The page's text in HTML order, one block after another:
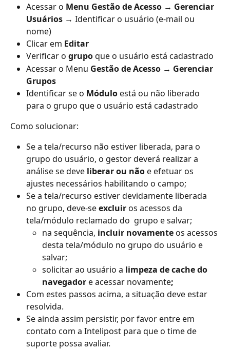
Acessar o Menu Gestão de Acesso → Gerenciar
Usuários → Identificar o usuário (e-mail ou
nome)
Clicar em Editar
Verificar o grupo que o usuário está cadastrado
Acessar o Menu Gestão de Acesso → Gerenciar
Grupos
Identificar se o Módulo está ou não liberado
para o grupo que o usuário está cadastrado
Como solucionar:
Se a tela/recurso não estiver liberada, para o
grupo do usuário, o gestor deverá realizar a
análise se deve liberar ou não e efetuar os
ajustes necessários habilitando o campo;
Se a tela/recurso estiver devidamente liberada
no grupo, deve-se excluir os acessos da
tela/módulo reclamado do  grupo e salvar;
na sequência, incluir novamente os acessos
desta tela/módulo no grupo do usuário e
salvar;
solicitar ao usuário a limpeza de cache do
navegador e acessar novamente;
Com estes passos acima, a situação deve estar
resolvida.
Se ainda assim persistir, por favor entre em
contato com a Intelipost para que o time de
suporte possa avaliar.